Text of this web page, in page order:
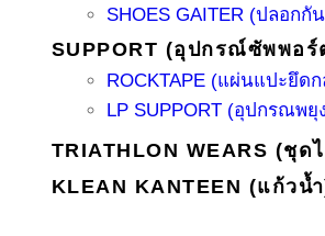
SHOES GAITER (ปลอกกั
SUPPORT (อุปกรณ์ซัพพอร์
ROCKTAPE (แผ่นแปะยึด
LP SUPPORT (อุปกรณพยุ
TRIATHLON WEARS (ชุด
KLEAN KANTEEN (แก้วน้